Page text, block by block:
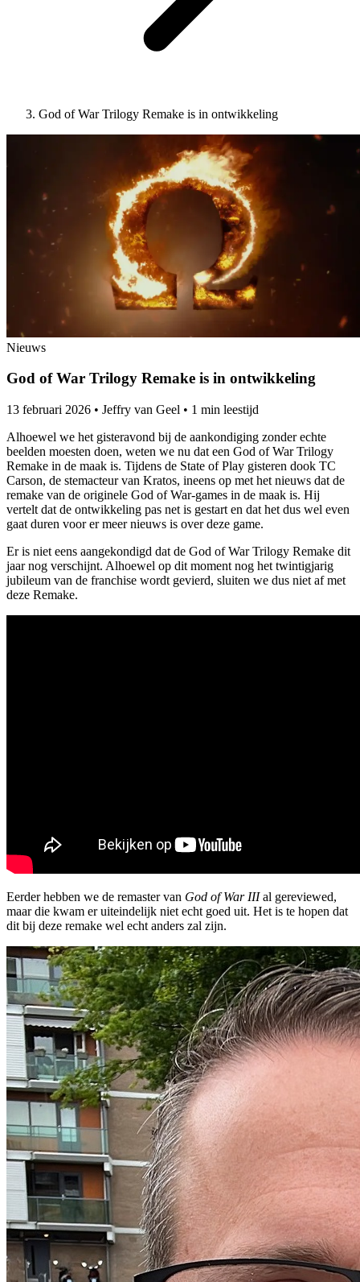
God of War Trilogy Remake is in ontwikkeling
Nieuws
God of War Trilogy Remake is in ontwikkeling
13 februari 2026 • Jeffry van Geel • 1 min leestijd
Alhoewel we het gisteravond bij de aankondiging zonder echte
beelden moesten doen, weten we nu dat een God of War Trilogy
Remake in de maak is. Tijdens de State of Play gisteren dook TC
Carson, de stemacteur van Kratos, ineens op met het nieuws dat de
remake van de originele God of War-games in de maak is. Hij
vertelt dat de ontwikkeling pas net is gestart en dat het dus wel even
gaat duren voor er meer nieuws is over deze game.
Er is niet eens aangekondigd dat de God of War Trilogy Remake dit
jaar nog verschijnt. Alhoewel op dit moment nog het twintigjarig
jubileum van de franchise wordt gevierd, sluiten we dus niet af met
deze Remake.
Eerder hebben we de remaster van God of War IIIal gereviewed,
maar die kwam er uiteindelijk niet echt goed uit. Het is te hopen dat
dit bij deze remake wel echt anders zal zijn.